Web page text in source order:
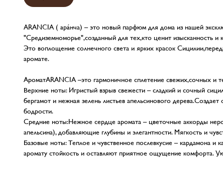
ARANCIA ( aрáнча) – это новый парфюм для дома из нашей
"Средиземноморье",созданный для тех,кто ценит изысканность и
Это воплощение солнечного света и ярких красок
аромате.
АроматARANCIA –это гармоничное сплетение свежих,сочных и
Верхние ноты: Игристый взрыв свежести – сладкий и сочный
бергамот и нежная зелень листьев апельсинового
бодрости.
Средние ноты:Нежное сердце аромата – цветочные аккорды
апельсина), добавляющие глубины и элегантности. Мягкость и
Базовые ноты: Теплое и чувственное послевкусие – кардамона и
аромату стойкость и оставляют приятное ощущение комфорта.